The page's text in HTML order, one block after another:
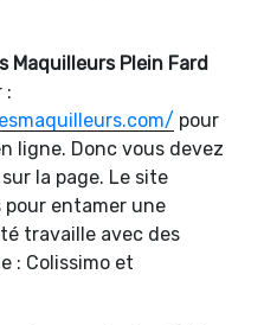
Maquilleurs Plein Fard
:
pour
ligne. Donc vous devez
la page. Le site
pour entamer une
travaille avec des
: Colissimo et